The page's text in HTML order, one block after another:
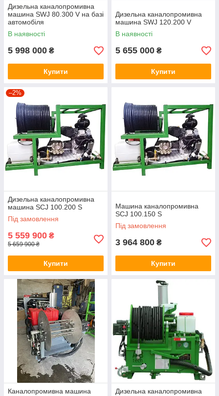
Дизельна каналопромивна
машина SWJ 80.300 V на базі
автомобіля
В наявності
5 998 000 ₴
Купити
Дизельна каналопромивна
машина SWJ 120.200 V
В наявності
5 655 000 ₴
Купити
–2%
Дизельна каналопромивна
машина SCJ 100.200 S
Під замовлення
5 559 900 ₴
5 659 900 ₴
Купити
Машина каналопромивна
SCJ 100.150 S
Під замовлення
3 964 800 ₴
Купити
Каналопромивна машина
Дизельна каналопромивна